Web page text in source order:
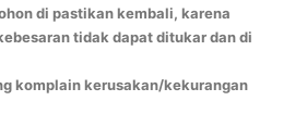
di pastikan kembali, karena
tidak dapat ditukar dan di
komplain kerusakan/kekurangan